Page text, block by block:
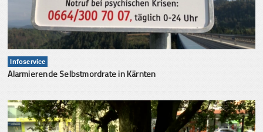
Infoservice
Alarmierende Selbstmordrate in Kärnten